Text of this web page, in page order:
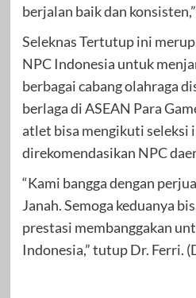
berjalan baik dan
Seleknas Tertutup ini
NPC Indonesia untuk
berbagai cabang olahraga
berlaga di ASEAN Para
atlet bisa mengikuti seleksi
direkomendasikan NPC
“Kami bangga dengan
Janah. Semoga keduanya
prestasi membanggakan
Indonesia,” tutup Dr. Ferri.